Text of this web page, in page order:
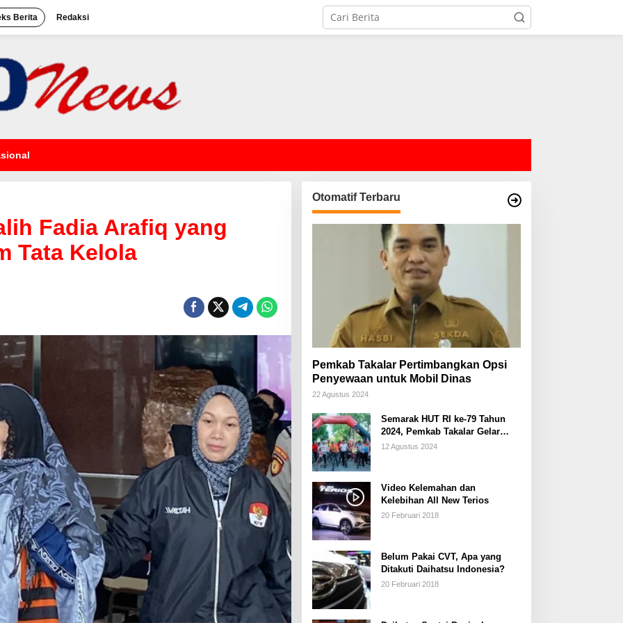
Berita Redaksi
Fadia Arafiq yang
Tata Kelola
Otomatif Terbaru
Pemkab Takalar Pertimbangkan Opsi
Penyewaan untuk Mobil Dinas
22 Agustus 2024
Semarak HUT RI ke-79 Tahun
2024, Pemkab Takalar Gelar
Sepeda Santai/Sepeda Hias
12 Agustus 2024
Video Kelemahan dan
Kelebihan All New Terios
20 Februari 2018
Belum Pakai CVT, Apa yang
Ditakuti Daihatsu Indonesia?
20 Februari 2018